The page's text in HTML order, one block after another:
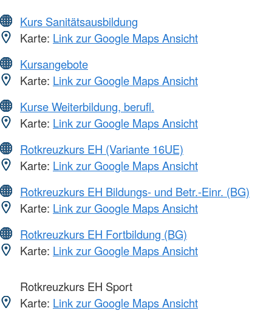
Kurs Sanitätsausbildung
Karte: Link zur Google Maps Ansicht
Kursangebote
Karte: Link zur Google Maps Ansicht
Kurse Weiterbildung, berufl.
Karte: Link zur Google Maps Ansicht
Rotkreuzkurs EH (Variante 16UE)
Karte: Link zur Google Maps Ansicht
Rotkreuzkurs EH Bildungs- und Betr.-Einr. (BG)
Karte: Link zur Google Maps Ansicht
Rotkreuzkurs EH Fortbildung (BG)
Karte: Link zur Google Maps Ansicht
Rotkreuzkurs EH Sport
Karte: Link zur Google Maps Ansicht